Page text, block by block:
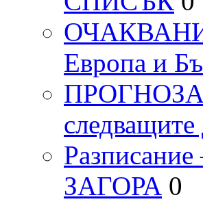
ОЧАКВАНИ
Европа и
ПРОГНОЗА
ЗАГОРА 0